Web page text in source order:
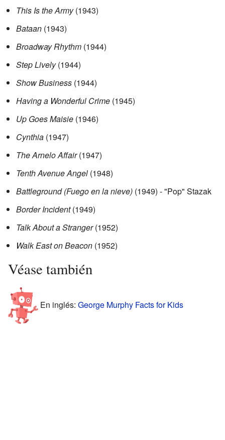
This Is the Army(1943)
Bataan (1943)
Broadway Rhythm (1944)
Step Lively(1944)
Show Business (1944)
Having a Wonderful Crime (1945)
Up Goes Maisie (1946)
Cynthia (1947)
The Arnelo Affair(1947)
Tenth Avenue Angel (1948)
Battleground (Fuego en la nieve) (1949) - "Pop" Stazak
Border Incident(1949)
Talk About a Stranger(1952)
Walk East on Beacon (1952)
Véase también
En inglés: George Murphy Facts for Kids